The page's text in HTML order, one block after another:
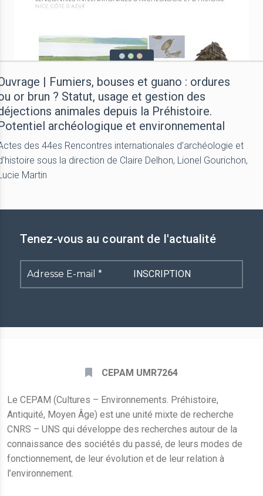
| Fumiers, bouses et guano : ordures
or brun ? Statut, usage et gestion des
animales depuis la Préhistoire.
archéologique et environnemental
des 44es Rencontres internationales d’archéologie et
sous la direction de Claire Delhon, Lionel Gourichon,
Martin
Tenez-vous au courant de l'actualité
Adresse
E-
CEPAM UMR7264
Le CEPAM (Cultures – Environnements. Préhistoire,
Antiquité, Moyen Âge) est une unité mixte de recherche
CNRS – UNS qui développe des recherches autour de la
connaissance des sociétés du passé, de leurs modes de
fonctionnement, de leur évolution et de leur relation à
l’environnement.